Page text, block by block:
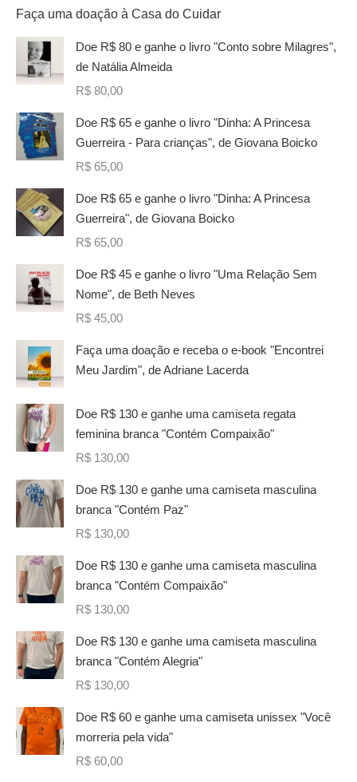
Faça uma doação à Casa do Cuidar
Doe R$ 80 e ganhe o livro "Conto sobre Milagres",
de Natália Almeida
R$ 80,00
Doe R$ 65 e ganhe o livro "Dinha: A Princesa
Guerreira - Para crianças", de Giovana Boicko
R$ 65,00
Doe R$ 65 e ganhe o livro "Dinha: A Princesa
Guerreira", de Giovana Boicko
R$ 65,00
Doe R$ 45 e ganhe o livro "Uma Relação Sem
Nome", de Beth Neves
R$ 45,00
Faça uma doação e receba o e-book "Encontrei
Meu Jardim", de Adriane Lacerda
Doe R$ 130 e ganhe uma camiseta regata
feminina branca "Contém Compaixão"
R$ 130,00
Doe R$ 130 e ganhe uma camiseta masculina
branca "Contém Paz"
R$ 130,00
Doe R$ 130 e ganhe uma camiseta masculina
branca "Contém Compaixão"
R$ 130,00
Doe R$ 130 e ganhe uma camiseta masculina
branca "Contém Alegria"
R$ 130,00
Doe R$ 60 e ganhe uma camiseta unissex "Você
morreria pela vida"
R$ 60,00